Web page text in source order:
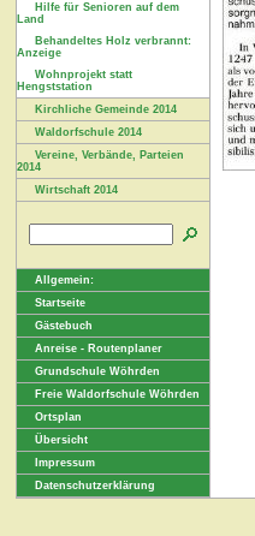
Hilfe für Senioren auf dem
Land
Behandeltes Holz verbrannt:
Anzeige
Wohnprojekt statt
Hengststation
Kirchliche Gemeinde 2014
Waldorfschule 2014
Vereine, Verbände, Parteien
2014
Wirtschaft 2014
Allgemein:
Startseite
Gästebuch
Anreise - Routenplaner
Grundschule Wöhrden
Freie Waldorfschule Wöhrden
Ortsplan
Übersicht
Impressum
Datenschutzerklärung